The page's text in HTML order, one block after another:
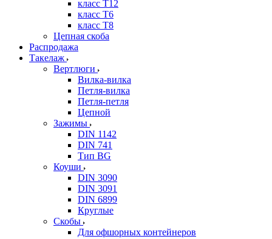
класс Т12
класс Т6
класс Т8
Цепная скоба
Распродажа
Такелаж
Вертлюги
Вилка-вилка
Петля-вилка
Петля-петля
Цепной
Зажимы
DIN 1142
DIN 741
Тип BG
Коуши
DIN 3090
DIN 3091
DIN 6899
Круглые
Скобы
Для офшорных контейнеров